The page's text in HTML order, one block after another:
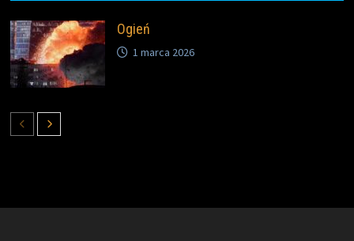
Ogień
1 marca 2026